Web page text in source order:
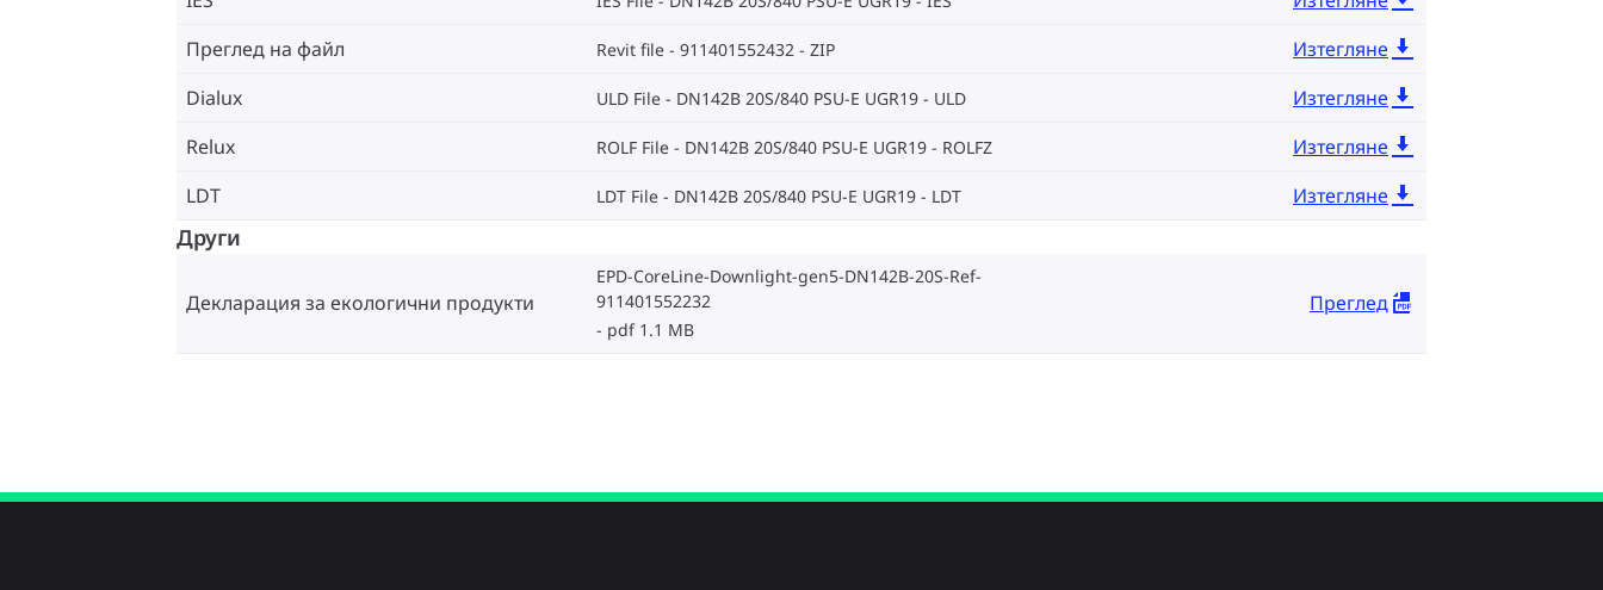
Преглед на файл
Revit file - 911401552432 ZIP
Изтегляне
Dialux
ULD File - DN142B 20S/840 PSU-E UGR19 ULD
Изтегляне
Relux
ROLF File - DN142B 20S/840 PSU-E UGR19 ROLFZ
Изтегляне
LDT
LDT File - DN142B 20S/840 PSU-E UGR19 LDT Изтегляне
Други
Декларация за екологични продукти
EPD-CoreLine-Downlight-gen5-DN142B-20S-Ref-
911401552232
pdf 1.1 MB
Преглед